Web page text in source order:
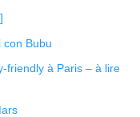
con Bubu
friendly à Paris – à lire